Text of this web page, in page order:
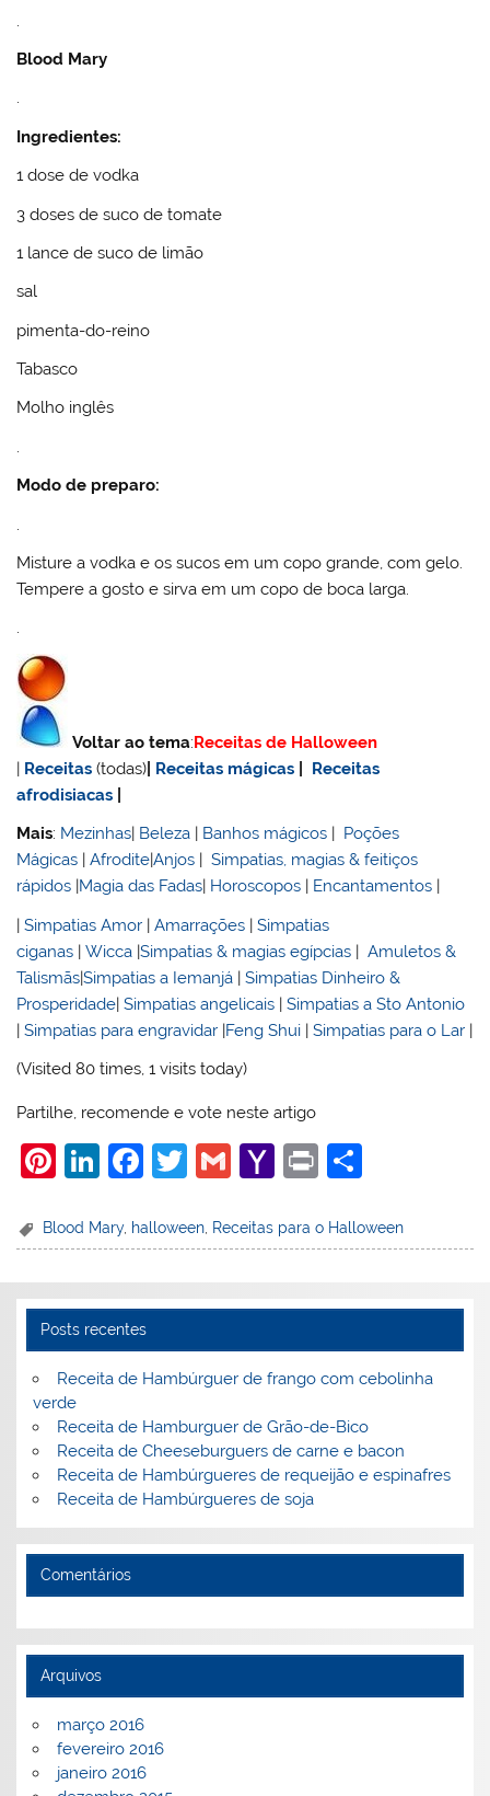
Blood Mary
.
Ingredientes:
1 dose de vodka
3 doses de suco de tomate
1 lance de suco de limão
sal
pimenta-do-reino
Tabasco
Molho inglês
.
Modo de preparo:
.
Misture a vodka e os sucos em um copo grande, com gelo.
Tempere a gosto e sirva em um copo de boca larga.
.
Voltar ao tema:Receitas de Halloween
| Receitas (todas) Receitas mágicas
Receitas
afrodisiacas
Mais: Mezinhas| Beleza | Banhos mágicos | Poções
Mágicas |Afrodite|Anjos |Simpatias, magias & feitiços
rápidos |Magia das Fadas| Horoscopos | Encantamentos |
|Simpatias Amor |Amarrações |Simpatias
ciganas |Wicca |Simpatias & magias egípcias |Amuletos &
Talismãs|Simpatias a Iemanjá |Simpatias Dinheiro &
Prosperidade|Simpatias angelicais |Simpatias a Sto Antonio
|Simpatias para engravidar |Feng Shui |Simpatias para o Lar |
(Visited 80 times, 1 visits today)
Partilhe, recomende e vote neste artigo
Pi
er
st
Li
k
dI
n
F
c
b
o
o
T
itt
G
ai
Y
h
o
ai
Pr
t
ar
Blood Mary, halloween Receitas para o Halloween
Posts recentes
Receita de Hambúrguer de frango com cebolinha
verde
Receita de Hamburguer de Grão-de-Bico
Receita de Cheeseburguers de carne e bacon
Receita de Hambúrgueres de requeijão e espinafres
Receita de Hambúrgueres de soja
Comentários
Arquivos
março 2016
fevereiro 2016
janeiro 2016